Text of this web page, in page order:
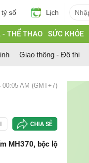
số Lịch
THỂ THAO SỨC KHỎE
Giao thông - Đô thị
AM (GMT+7)
CHIA SẺ
MH370, bộc lộ